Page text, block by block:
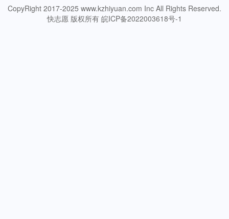
CopyRight 2017-2025 www.kzhiyuan.com Inc All Rights Reserved.
快志愿 版权所有 皖ICP备2022003618号-1